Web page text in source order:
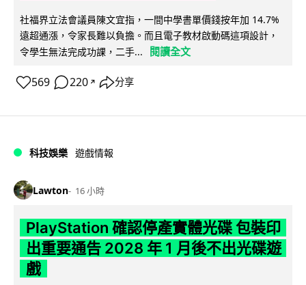
社福界立法會議員陳文宜指，一間中學書單價錢按年加 14.7%
遠超通漲，令家長難以負擔。而且電子教材啟動碼這項設計，
令學生無法完成功課，二手...
閱讀全文
569 220 ↗ 分享
科技娛樂 遊戲情報
Lawton 16 小時
PlayStation 確認停產實體光碟 包裝印
出重要通告 2028 年 1 月後不出光碟遊
戲